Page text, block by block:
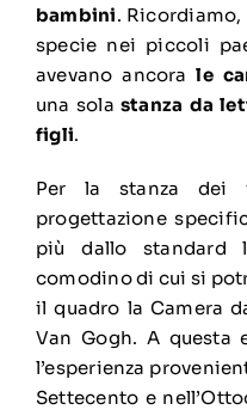
bambini.
specie nei piccoli
avevano ancorale
una solastanza da
figli.
Per la stanza
progettazione
più dallo standard
comodino di cui si
il quadro la Camera
Van Gogh. A questa
l’esperienza
Settecento e